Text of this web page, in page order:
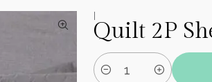
|
Quilt 2P
Cantidad